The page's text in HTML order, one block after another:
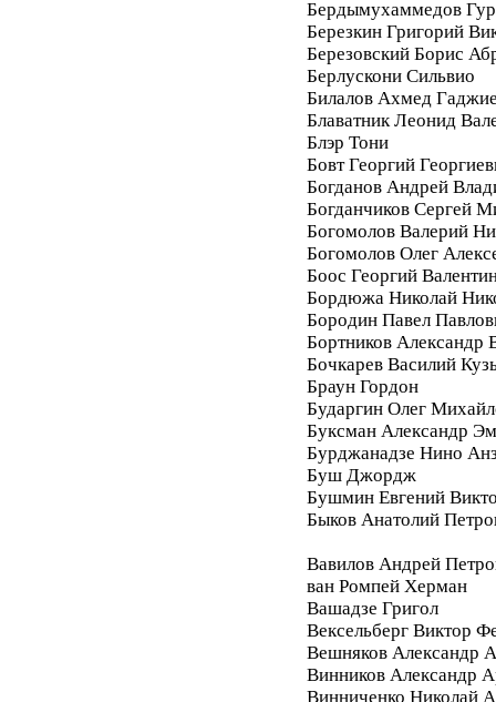
Бердымухаммедов
Березкин Григорий
Березовский Борис
Берлускони Сильвио
Билалов Ахмед
Блаватник Леонид
Блэр Тони
Бовт Георгий
Богданов Андрей
Богданчиков Сергей
Богомолов Валерий
Богомолов Олег
Боос Георгий
Бордюжа Николай
Бородин Павел
Бортников Александр
Бочкарев Василий
Браун Гордон
Бударгин Олег
Буксман Александр
Бурджанадзе Нино
Буш Джордж
Бушмин Евгений
Быков Анатолий
Вавилов Андрей
ван Ромпей Херман
Вашадзе Григол
Вексельберг Виктор
Вешняков Александр
Винников Александр
Винниченко Николай